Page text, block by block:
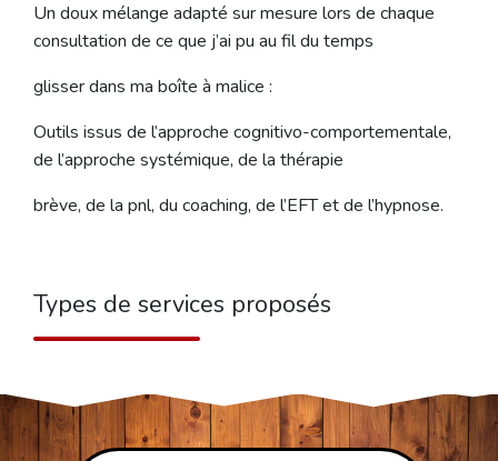
Un doux mélange adapté sur mesure lors de chaque
consultation de ce que j’ai pu au fil du temps
glisser dans ma boîte à malice :
Outils issus de l’approche cognitivo-comportementale,
de l’approche systémique, de la thérapie
brève, de la pnl, du coaching, de l’EFT et de l’hypnose.
Types de services proposés